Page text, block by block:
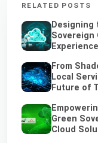
RELATED POSTS
Designing
Sovereign
From
Local
Future of
Green
Cloud